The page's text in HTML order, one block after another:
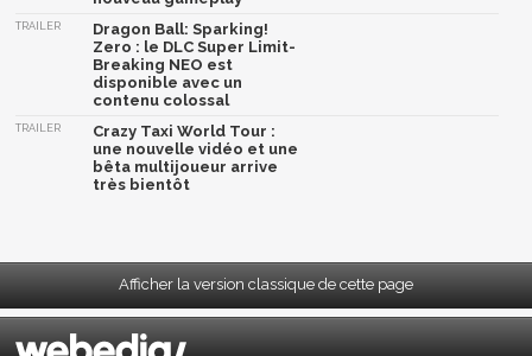
TRAILER
Dragon Ball: Sparking!
Zero : le DLC Super Limit-
Breaking NEO est
disponible avec un
contenu colossal
TRAILER
Crazy Taxi World Tour :
une nouvelle vidéo et une
bêta multijoueur arrive
très bientôt
Afficher la version classique de cette page